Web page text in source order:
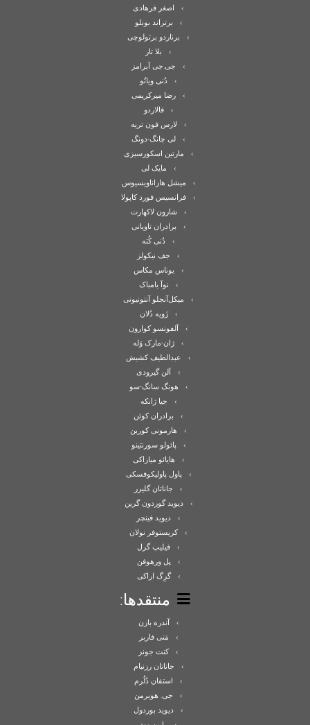
اصغر فرهادی
برتراند بونلو
برناردو برتولوچی
بلا تار
جی.جی آبرامز
دُنی ویانُو
رضا میرکریمی
فالاردو
لارس فون تریه
لی چانگ-دونگ
مارتین اسکورسیزی
مایک لی
میشل هازاناویسیوس
فرانسیس فورد کاپولا
شارون لاکهارت
برادران تاویانی
دُنی کُته
جف نیکولز
یوناس مکاس
نوآ بامباک
میکل‌آنجلو آنتونیونی
زَویه دُلان
آلفونسو کوارون
ژان-مارک وَله
عبدالطیف کشیش
آلن گیرودی
هونگ سانگ-سو
جیا ژانکه
برادران کوئن
هارمونی کورین
پائولو سورنتینو
هایائو میازاکی
پاول پاولیکوفسکی
جاناتان گلیزر
دیوید گوردون گرین
دیوید فینچر
کریستوفر نولان
فیلیپ گرل
پل ورهوفن
گرِگ اراکی
منتقدها:
آندره بازن
مَنی فاربر
کنت جونز
جاناتان رزنبام
استفان دُلُرم
جی. هوبرمن
دیوید بوردول